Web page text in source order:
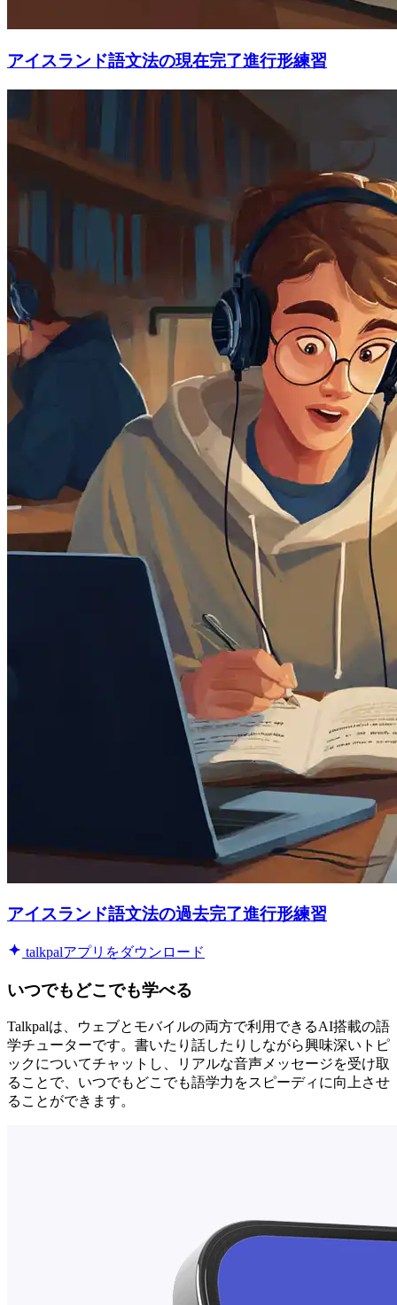
アイスランド語文法の現在完了進行形練習
アイスランド語文法の過去完了進行形練習
talkpalアプリをダウンロード
いつでもどこでも学べる
Talkpalは、ウェブとモバイルの両方で利用できるAI搭載の語
学チューターです。書いたり話したりしながら興味深いトピ
ックについてチャットし、リアルな音声メッセージを受け取
ることで、いつでもどこでも語学力をスピーディに向上させ
ることができます。